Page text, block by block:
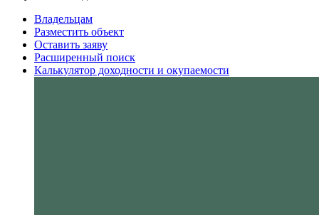
Владельцам
Разместить объект
Оставить заяву
Расширенный поиск
Калькулятор доходности и окупаемости